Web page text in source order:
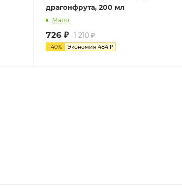
драгонфрута, 200 мл
Мало
726 ₽ 1 210 ₽
-40% Экономия 484 ₽